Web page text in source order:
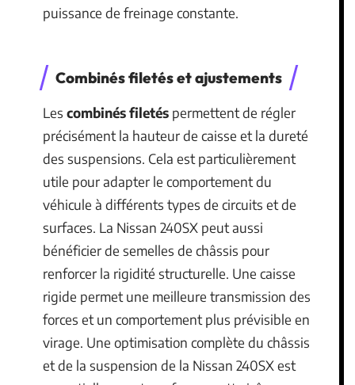
puissance de freinage constante.
Combinés filetés et ajustements
Les combinés filetés permettent de régler
précisément la hauteur de caisse et la dureté
des suspensions. Cela est particulièrement
utile pour adapter le comportement du
véhicule à différents types de circuits et de
surfaces. La Nissan 240SX peut aussi
bénéficier de semelles de châssis pour
renforcer la rigidité structurelle. Une caisse
rigide permet une meilleure transmission des
forces et un comportement plus prévisible en
virage. Une optimisation complète du châssis
et de la suspension de la Nissan 240SX est